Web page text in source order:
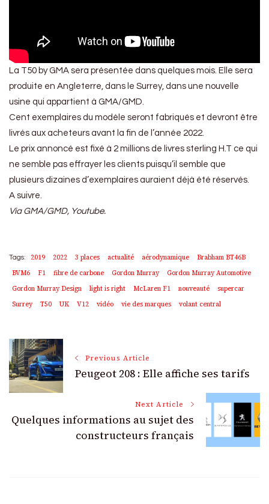
La T50 by GMA sera présentée dans quelques mois. Elle sera
produite en Angleterre, dans le Surrey, dans une nouvelle
usine qui appartient à GMA/GMD.
Cent exemplaires du modèle seront fabriqués et devront être
livrés aux acheteurs avant la fin de l’année 2022.
Le prix annoncé est fixé à 2 millions de livres sterling H.T ce qui
ne semble pas effrayer les clients puisqu’il semble que
plusieurs dizaines d’exemplaires auraient déjà été réservés.
A suivre.
Via GMA/GMD, Youtube.
Tags: 2019 2022 3 places actualité aérodynamique
Brabham BT46B
BVM6
F1 fibre de carbone Gordon Murray
Gordon Murray Automotive
Gordon Murray Design
light is right McLaren F1 nouveauté
supercar
Surrey
T50 UK V12 vidéo vie des marques volant central
Post
Navigation
Previous Article
Peugeot 208 : Elle affiche ses tarifs
Next Article
Quelques informations au sujet des
constructeurs français